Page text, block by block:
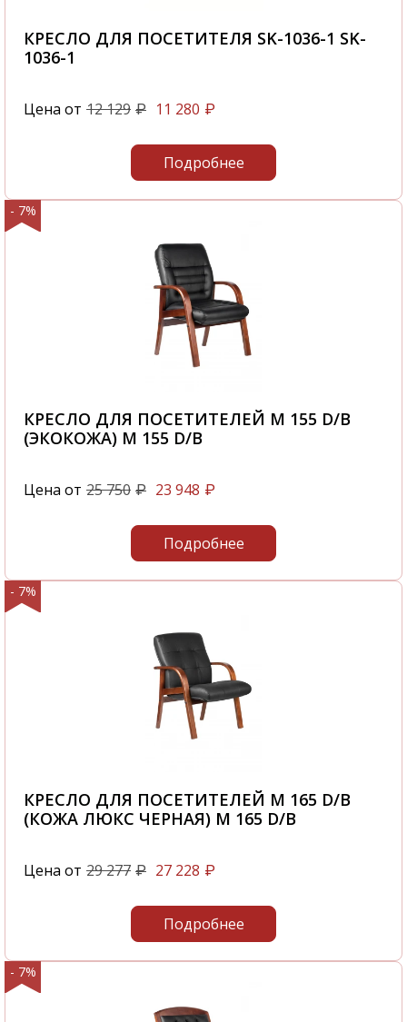
КРЕСЛО ДЛЯ ПОСЕТИТЕЛЯ SK-1036-1 SK-
1036-1
Цена от 12 129 ₽ 11 280 ₽
Подробнее
- 7%
КРЕСЛО ДЛЯ ПОСЕТИТЕЛЕЙ M 155 D/B
(ЭКОКОЖА) M 155 D/B
Цена от 25 750 ₽ 23 948 ₽
Подробнее
- 7%
КРЕСЛО ДЛЯ ПОСЕТИТЕЛЕЙ M 165 D/B
(КОЖА ЛЮКС ЧЕРНАЯ) M 165 D/B
Цена от 29 277 ₽ 27 228 ₽
Подробнее
- 7%